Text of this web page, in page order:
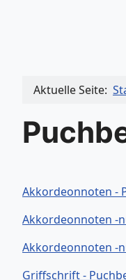
Aktuelle Seite:
Akkordeonnoten -
Akkordeonnoten -
Akkordeonnoten -
Griffschrift -